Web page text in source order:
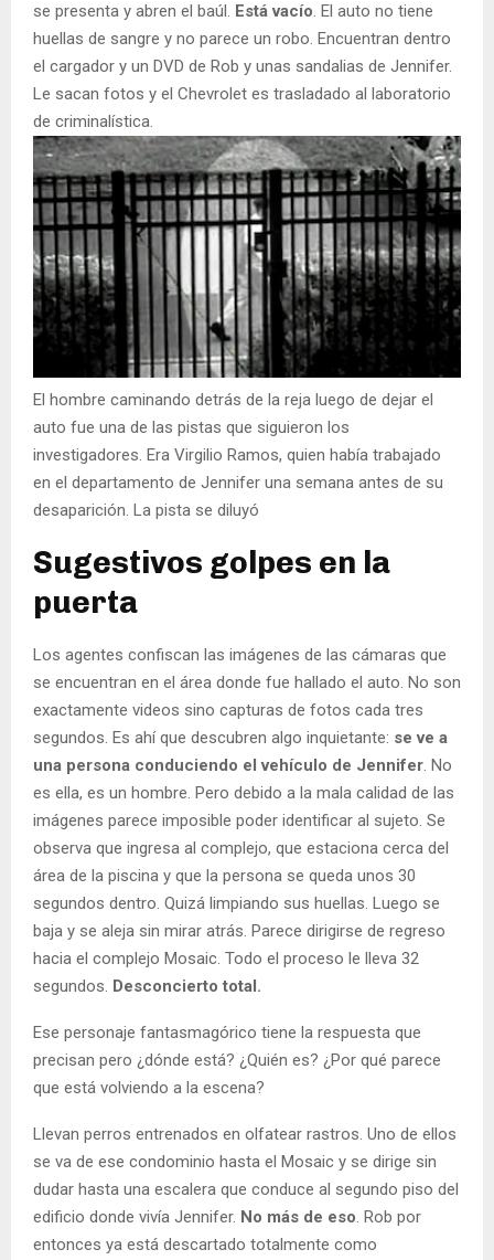
se presenta y abren el baúl. Está vacío. El auto no tiene
huellas de sangre y no parece un robo. Encuentran dentro
el cargador y un DVD de Rob y unas sandalias de Jennifer.
Le sacan fotos y el Chevrolet es trasladado al laboratorio
de criminalística.
El hombre caminando detrás de la reja luego de dejar el
auto fue una de las pistas que siguieron los
investigadores. Era Virgilio Ramos, quien había trabajado
en el departamento de Jennifer una semana antes de su
desaparición. La pista se diluyó
Sugestivos golpes en la
puerta
Los agentes confiscan las imágenes de las cámaras que
se encuentran en el área donde fue hallado el auto. No son
exactamente videos sino capturas de fotos cada tres
segundos. Es ahí que descubren algo inquietante: se ve a
una persona conduciendo el vehículo de Jennifer . No
es ella, es un hombre. Pero debido a la mala calidad de las
imágenes parece imposible poder identificar al sujeto. Se
observa que ingresa al complejo, que estaciona cerca del
área de la piscina y que la persona se queda unos 30
segundos dentro. Quizá limpiando sus huellas. Luego se
baja y se aleja sin mirar atrás. Parece dirigirse de regreso
hacia el complejo Mosaic. Todo el proceso le lleva 32
segundos. Desconcierto total.
Ese personaje fantasmagórico tiene la respuesta que
precisan pero ¿dónde está? ¿Quién es? ¿Por qué parece
que está volviendo a la escena?
Llevan perros entrenados en olfatear rastros. Uno de ellos
se va de ese condominio hasta el Mosaic y se dirige sin
dudar hasta una escalera que conduce al segundo piso del
edificio donde vivía Jennifer. No más de eso . Rob por
entonces ya está descartado totalmente como